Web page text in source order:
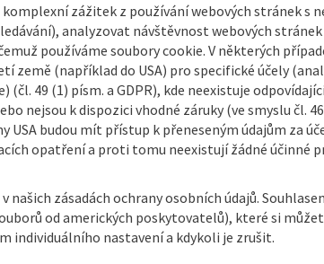
PDF Vytisknout příspěvek V
zážitek z používání webových stránek s
analyzovat návštěvnost webových stránek
používáme soubory cookie. V některých
země (například do USA) pro specifické účely
49 (1) písm. a GDPR), kde neexistuje
nejsou k dispozici vhodné záruky (ve smyslu čl. 46
USA budou mít přístup k přeneseným údajům za
opatření a proti tomu neexistují žádné účinné
našich zásadách ochrany osobních údajů.
od amerických poskytovatelů), které si
individuálního nastavení a kdykoli je zrušit.